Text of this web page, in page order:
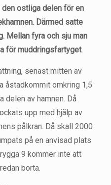
ostliga delen för en
Därmed satte
Mellan fyra och sju man
för muddringsfartyget.
senast mitten av
åstadkommit omkring 1,5
delen av hamnen. Då
upp med hjälp av
pålkran. Då skall 2000
på en anvisad plats
9 kommer inte att
borta.